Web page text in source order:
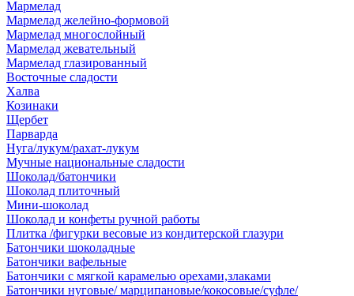
Мармелад
Мармелад желейно-формовой
Мармелад многослойный
Мармелад жевательный
Мармелад глазированный
Восточные сладости
Халва
Козинаки
Щербет
Парварда
Нуга/лукум/рахат-лукум
Мучные национальные сладости
Шоколад/батончики
Шоколад плиточный
Мини-шоколад
Шоколад и конфеты ручной работы
Плитка /фигурки весовые из кондитерской глазури
Батончики шоколадные
Батончики вафельные
Батончики с мягкой карамелью орехами,злаками
Батончики нуговые/ марципановые/кокосовые/суфле/